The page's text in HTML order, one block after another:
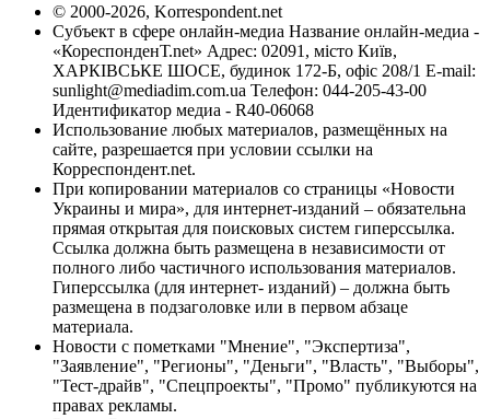
© 2000-2026, Korrespondent.net
Субъект в сфере онлайн-медиа Название онлайн-медиа -
«КореспонденТ.net» Адрес: 02091, місто Київ,
ХАРКІВСЬКЕ ШОСЕ, будинок 172-Б, офіс 208/1 E-mail:
sunlight@mediadim.com.ua Телефон: 044-205-43-00
Идентификатор медиа - R40-06068
Использование любых материалов, размещённых на
сайте, разрешается при условии ссылки на
Корреспондент.net.
При копировании материалов со страницы «Новости
Украины и мира», для интернет-изданий – обязательна
прямая открытая для поисковых систем гиперссылка.
Ссылка должна быть размещена в независимости от
полного либо частичного использования материалов.
Гиперссылка (для интернет- изданий) – должна быть
размещена в подзаголовке или в первом абзаце
материала.
Новости с пометками "Мнение", "Экспертиза",
"Заявление", "Регионы", "Деньги", "Власть", "Выборы",
"Тест-драйв", "Спецпроекты", "Промо" публикуются на
правах рекламы.